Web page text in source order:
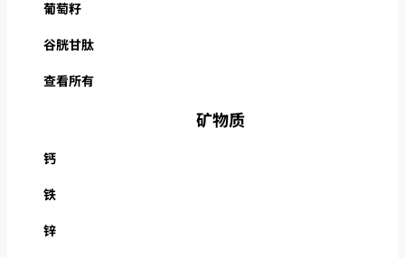
葡萄籽
谷胱甘肽
查看所有
矿物质
钙
铁
锌